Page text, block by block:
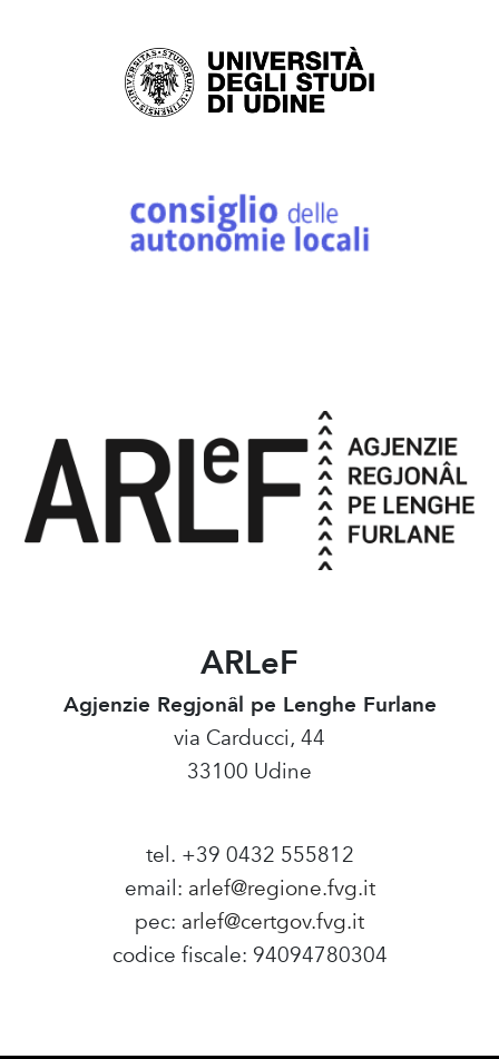
ARLeF
Agjenzie Regjonâl pe Lenghe Furlane
via Carducci, 44
33100 Udine
tel. +39 0432 555812
email: arlef@regione.fvg.it
pec: arlef@certgov.fvg.it
codice fiscale: 94094780304